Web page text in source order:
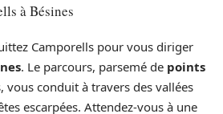
à Bésines
Camporells pour vous diriger
. Le parcours, parsemé de points
vous conduit à travers des vallées
escarpées. Attendez-vous à une